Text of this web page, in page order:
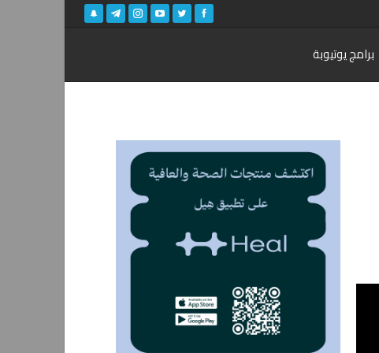
برامج يوتيوبة